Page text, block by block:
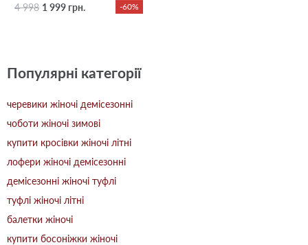
4 998 1 999 грн. -60%
Популярні категорії
черевики жіночі демісезонні
чоботи жіночі зимові
купити кросівки жіночі літні
лофери жіночі демісезонні
демісезонні жіночі туфлі
туфлі жіночі літні
балетки жіночі
купити босоніжки жіночі